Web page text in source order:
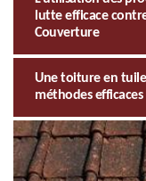
lutte efficace
Couverture
Une toiture en
méthodes efficaces